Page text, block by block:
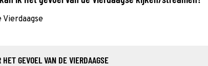
HET GEVOEL VAN DE VIERDAAGSE